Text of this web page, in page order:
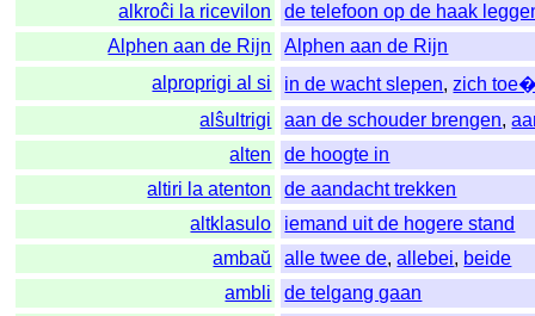
alkroĉi la ricevilon
de telefoon op de haak
Alphen aan de Rijn
Alphen aan de Rijn
alproprigi al si
in de wacht slepen,zich
alŝultrigi
aan de schouder brengen,
alten
de hoogte in
altiri la atenton
de aandacht trekken
altklasulo
iemand uit de hogere stand
ambaŭ
alle twee de,allebei, beide
ambli
de telgang gaan